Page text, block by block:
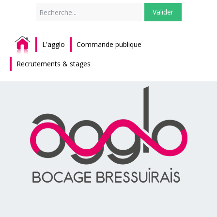
Valider
L'agglo Commande publique
Recrutements & stages